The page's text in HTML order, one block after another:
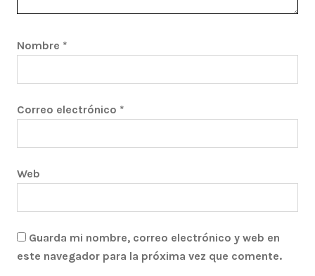
Nombre *
Correo electrónico *
Web
Guarda mi nombre, correo electrónico y web en
este navegador para la próxima vez que comente.